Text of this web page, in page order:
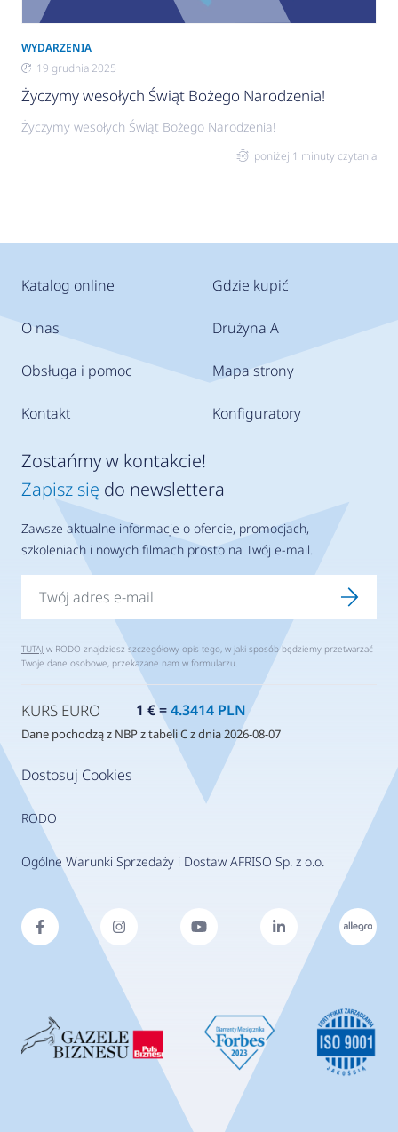
WYDARZENIA
19 grudnia 2025
Życzymy wesołych Świąt Bożego Narodzenia!
Życzymy wesołych Świąt Bożego Narodzenia!
poniżej 1 minuty czytania
Katalog online
O nas
Obsługa i pomoc
Kontakt
Gdzie kupić
Drużyna A
Mapa strony
Konfiguratory
Dostosuj Cookies
RODO
Ogólne Warunki Sprzedaży i Dostaw AFRISO Sp. z o.o.
Zostańmy w kontakcie!
Zapisz się do newslettera
Zawsze aktualne informacje o ofercie, promocjach,
szkoleniach i nowych filmach prosto na Twój e-mail.
TUTAJ w RODO znajdziesz szczegółowy opis tego, w jaki sposób będziemy przetwarzać
Twoje dane osobowe, przekazane nam w formularzu.
KURS EURO 1 € =4.3414 PLN
Dane pochodzą z NBP z tabeli C z dnia 2026-08-07